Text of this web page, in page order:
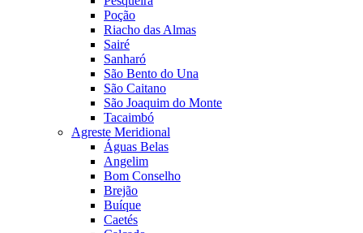
Poção
Riacho das Almas
Sairé
Sanharó
São Bento do Una
São Caitano
São Joaquim do Monte
Tacaimbó
Agreste Meridional
Águas Belas
Angelim
Bom Conselho
Brejão
Buíque
Caetés